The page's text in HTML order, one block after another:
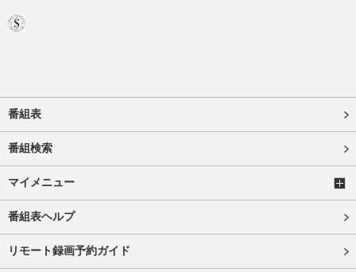
番組表
番組検索
マイメニュー
番組表ヘルプ
リモート録画予約ガイド